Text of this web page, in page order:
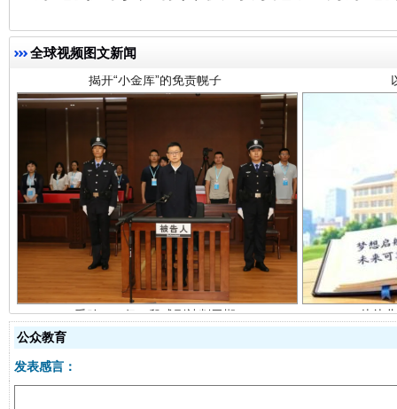
全球视频图文新闻
受贿1.44亿！段成刚被判无期 从幼
公众教育
发表感言：